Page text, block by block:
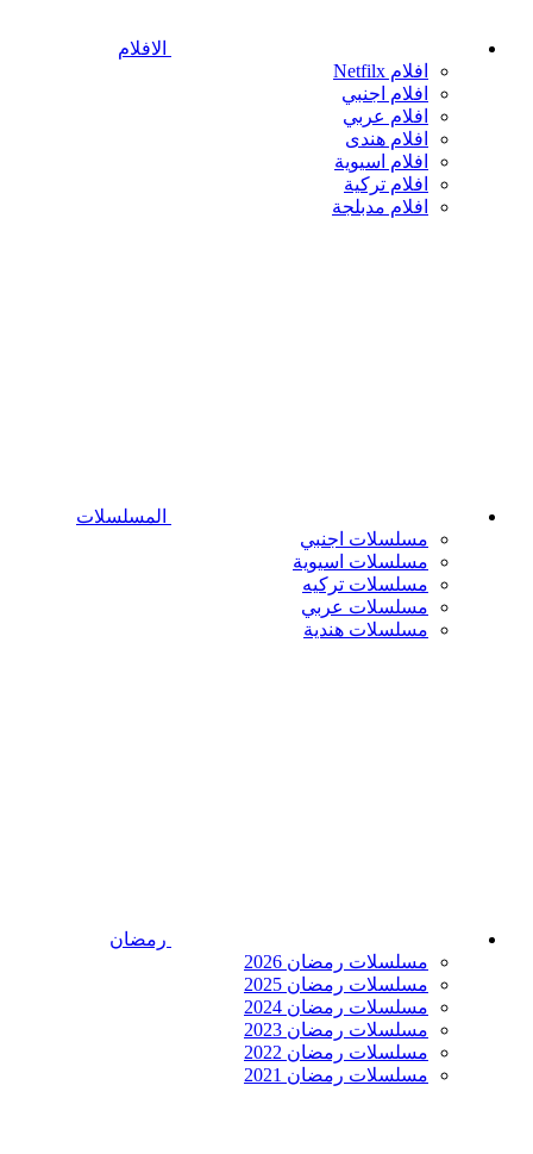
الافلام
افلام Netfilx
افلام اجنبي
افلام عربي
افلام هندى
افلام اسيوية
افلام تركية
افلام مدبلجة
المسلسلات
مسلسلات اجنبي
مسلسلات اسيوية
مسلسلات تركيه
مسلسلات عربي
مسلسلات هندية
رمضان
مسلسلات رمضان 2026
مسلسلات رمضان 2025
مسلسلات رمضان 2024
مسلسلات رمضان 2023
مسلسلات رمضان 2022
مسلسلات رمضان 2021